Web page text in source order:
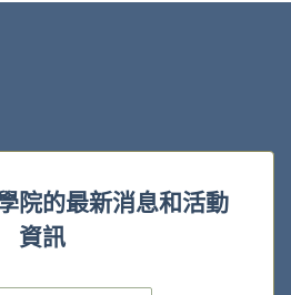
院的最新消息和活動
資訊